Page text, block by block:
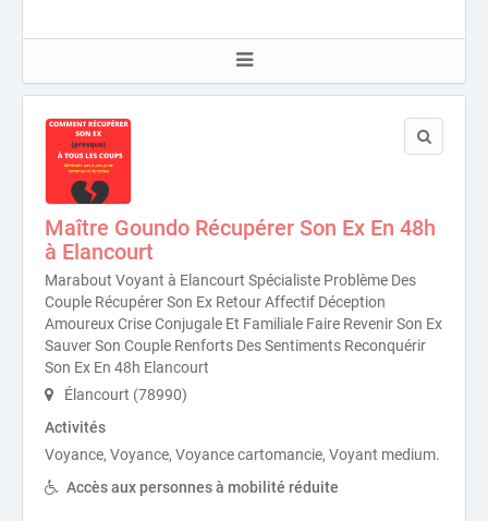
Maître Goundo Récupérer Son Ex En 48h
à Elancourt
Marabout Voyant à Elancourt Spécialiste Problème Des
Couple Récupérer Son Ex Retour Affectif Déception
Amoureux Crise Conjugale Et Familiale Faire Revenir Son Ex
Sauver Son Couple Renforts Des Sentiments Reconquérir
Son Ex En 48h Elancourt
Élancourt (78990)
Activités
Voyance, Voyance, Voyance cartomancie, Voyant medium.
Accès aux personnes à mobilité réduite